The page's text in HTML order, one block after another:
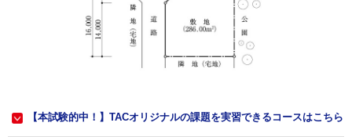
【本試験的中！】TACオリジナルの課題を実習できるコースはこちら